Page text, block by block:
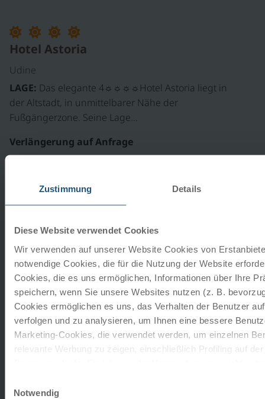
Zustimmung Details
Diese Website verwendet Cookies
Wir verwenden auf unserer Website Cookies von
notwendige Cookies, die für die Nutzung der Website
Cookies, die es uns ermöglichen, Informationen über Ihre
speichern, wenn Sie unsere Websites nutzen (z. B.
Cookies ermöglichen es uns, das Verhalten der Benutzer
verfolgen und zu analysieren, um Ihnen eine bessere
Marketing-Cookies, die verwendet werden, um einzelnen
relevante Werbung zu zeigen, einschließlich Profiling auf
entscheiden, nur notwendige Cookies zu verwenden, indem
Notwendig
Hotel Astoria
Udine
LAGE: Das elegante 4☼☼☼☼Hotel Astoria liegt in
der Altstadt, in unmittelbarer Nähe der
Fußgängerzone. Seine Lage…
Verlängerung auf Anfrage
Hotel Victoria
Trieste
von Trieste an der norditalienischen Adriaküste, nur
wenige Gehminuten…
Verlängerung auf Anfrage
Sie nächtigen in den genannten 3☼☼☼ und
☼☼☼☼Hotels oder vereinzelt gleichwertig.